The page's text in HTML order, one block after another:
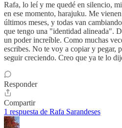
Rafa, lo leí y me quedé en silencio,
en ese momento, harajuku. Me
últimos meses, y todas van
que tengo una "identidad alineada".
un poder increíble. Como muchas
escribes. No te voy a copiar y pegar,
seguir creciendo. Creo que ya te lo
Responder
Compartir
1 respuesta de Rafa Sarandeses